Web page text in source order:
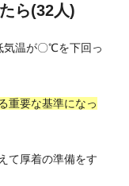
ら(32人)
気温が〇℃を下回っ
重要な基準になっ
て厚着の準備をす